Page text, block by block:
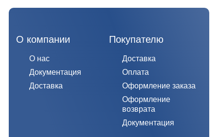
О компании
О нас
Документация
Доставка
Покупателю
Доставка
Оплата
Оформление заказа
Оформление
возврата
Документация